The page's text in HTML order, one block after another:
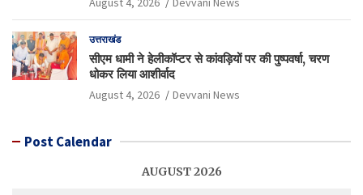
उत्तराखंड
सीएम धामी ने हेलीकॉप्टर से कांवड़ियों पर की पुष्पवर्षा, चरण
धोकर लिया आशीर्वाद
August 4, 2026 Devvani News
Post Calendar
AUGUST 2026